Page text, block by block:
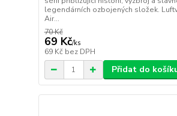
legendárních ozbojených složek.
Air...
70 Kč
69 Kč/ks
69 Kč bez DPH
Přidat do